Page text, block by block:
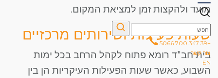
+39 347 700 5066
צור קשר
EN
מועד ולהקצות זמן למציאת המקום.
שעות פעילות ושירותים מרכזיים
בית חב"ד רומא פתוח לקהל הרחב בכל ימות
השבוע, כאשר שעות הפעילות העיקריות הן בין